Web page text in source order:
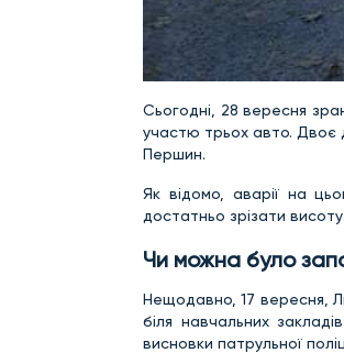
Сьогодні, 28 вересня
участю трьох авто. Двоє
Першин.
Як відомо, аварії на
достатньо зрізати
Чи можна було
Нещодавно, 17 вересня,
біля навчальних
висновки патрульної